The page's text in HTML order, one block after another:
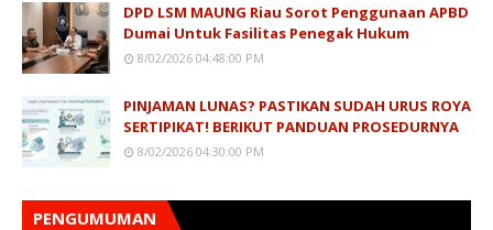
DPD LSM MAUNG Riau Sorot Penggunaan APBD
Dumai Untuk Fasilitas Penegak Hukum
8/02/2026 04:48:00 PM
PINJAMAN LUNAS? PASTIKAN SUDAH URUS ROYA
SERTIPIKAT! BERIKUT PANDUAN PROSEDURNYA
8/02/2026 04:30:00 PM
PENGUMUMAN